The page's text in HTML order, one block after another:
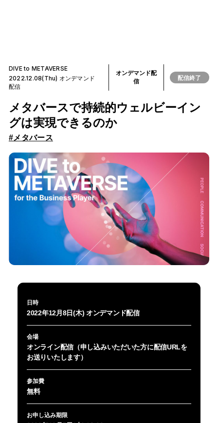
DIVE to METAVERSE
2022.12.08(Thu) オンデマンド
配信
オンデマンド配
信
配信終了
メタバースで持続的ウェルビーイン
グは実現できるのか
#メタバース
日時
2022年12月8日(木) オンデマンド配信
会場
オンライン配信（申し込みいただいた方に配信URLを
お送りいたします）
参加費
無料
お申し込み期限